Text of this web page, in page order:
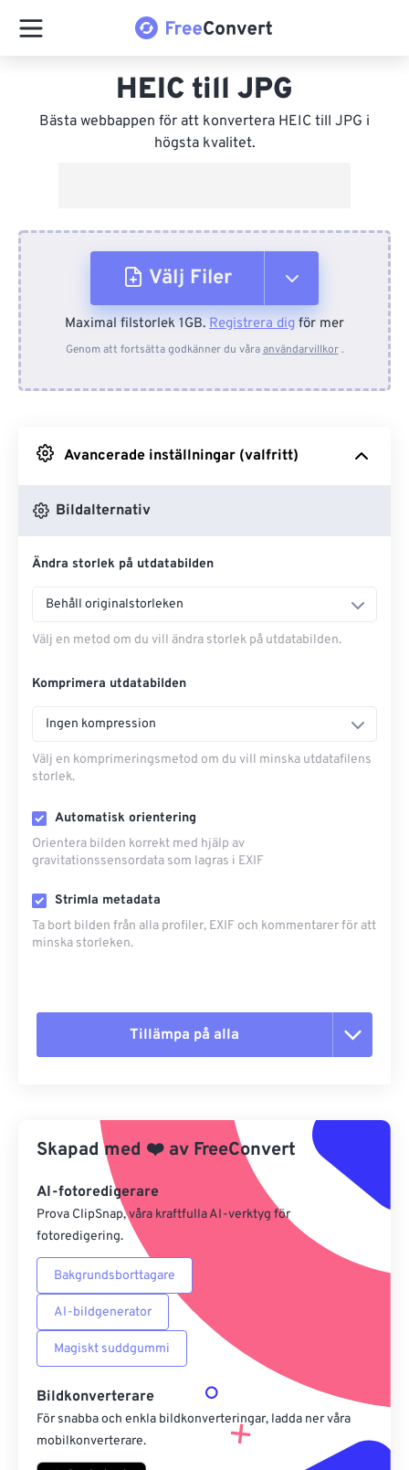
HEIC till JPG
Bästa webbappen för att konvertera HEIC till JPG i
högsta kvalitet.
Välj Filer
Från enhet
Från Google Drive
Maximal filstorlek 1GB. Registrera dig för mer
Genom att fortsätta godkänner du våraanvändarvillkor.
Avancerade inställningar (valfritt)
Bildalternativ
Ändra storlek på utdatabilden
Behåll originalstorleken
Välj en metod om du vill ändra storlek på utdatabilden.
Komprimera utdatabilden
Ingen kompression
Välj en komprimeringsmetod om du vill minska utdatafilens
storlek.
Automatisk orientering
Orientera bilden korrekt med hjälp av
gravitationssensordata som lagras i EXIF
Strimla metadata
Ta bort bilden från alla profiler, EXIF ​​och kommentarer för att
minska storleken.
Tillämpa på alla
Använd från förinställning
Spara som förinställning
Skapad med ❤️ av FreeConvert
AI-fotoredigerare
Prova ClipSnap, våra kraftfulla AI-verktyg för
fotoredigering.
Bakgrundsborttagare
AI-bildgenerator
Magiskt suddgummi
Bildkonverterare
För snabba och enkla bildkonverteringar, ladda ner våra
mobilkonverterare.